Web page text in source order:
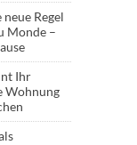
Regel
Monde –
Ihr
Wohnung